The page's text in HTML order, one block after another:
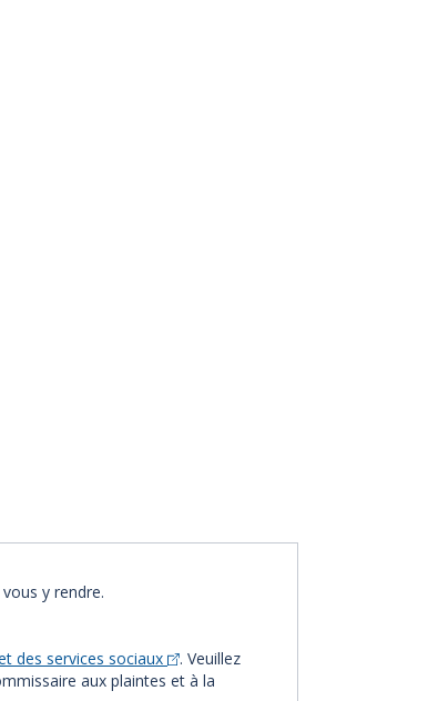
y rendre.
des services sociaux
. Veuillez
aux plaintes et à la